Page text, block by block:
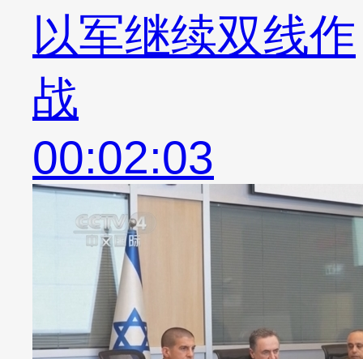
以军继续双线作
战
00:02:03